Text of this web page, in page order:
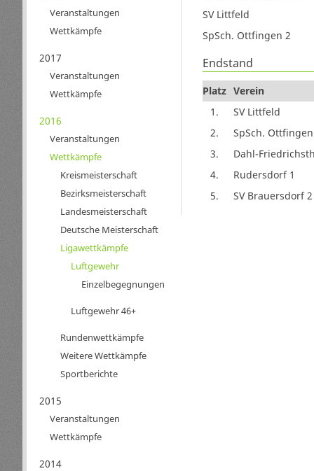
SV Littfeld
SpSch. Ottfingen 2
Endstand
Platz Verein
1.
SV Littfeld
2.
SpSch.
3.
Dahl-
4.
Rudersdorf 1
5.
SV Brauersdorf 2
Veranstaltungen
Wettkämpfe
2017
Veranstaltungen
Wettkämpfe
2016
Veranstaltungen
Wettkämpfe
Kreismeisterschaft
Bezirksmeisterschaft
Landesmeisterschaft
Deutsche Meisterschaft
Ligawettkämpfe
Luftgewehr
Einzelbegegnungen
Luftgewehr 46+
Rundenwettkämpfe
Weitere Wettkämpfe
Sportberichte
2015
Veranstaltungen
Wettkämpfe
2014